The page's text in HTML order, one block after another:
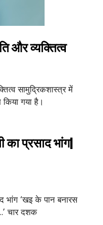
और व्यक्तित्व
सामुद्रिकशास्त्र में
गया है।
का प्रसाद भांग|
भांग ‘खइ के पान बनारस
चार दशक